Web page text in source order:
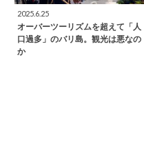
2025.6.25
オーバーツーリズムを超えて「人
口過多」のバリ島。観光は悪なの
か